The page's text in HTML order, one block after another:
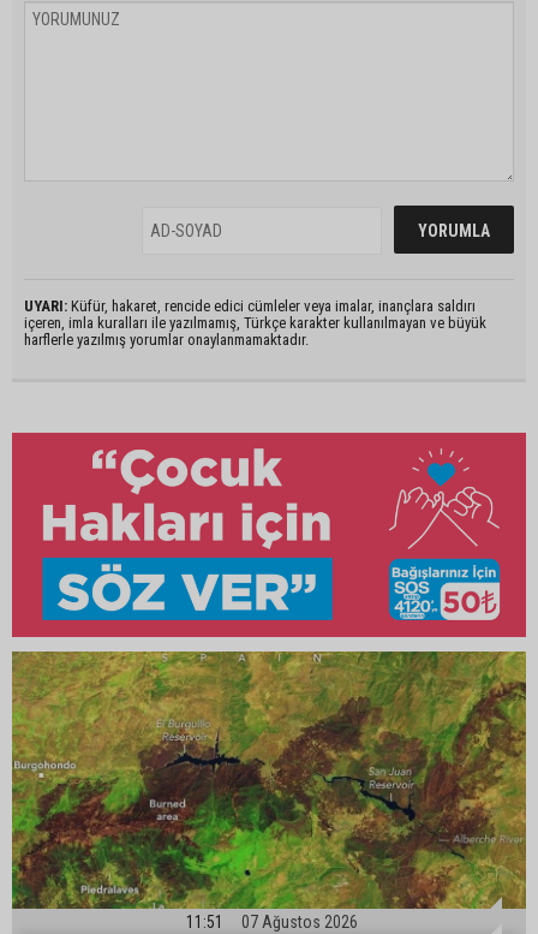
UYARI: Küfür, hakaret, rencide edici cümleler veya imalar, inançlara saldırı
içeren, imla kuralları ile yazılmamış, Türkçe karakter kullanılmayan ve büyük
harflerle yazılmış yorumlar onaylanmamaktadır.
11:51 07 Ağustos 2026